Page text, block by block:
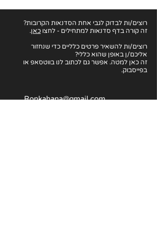
רוצים/ות לבדוק לגבי אחת הסדנאות הקרובות?
זה קורה בדף סדנאות למתחילים - לחצו כאן.
רוצים/ות להשאיר פרטים כלליים כדי שנחזור
אליכם/ן באופן שהוא כללי?
זה כאן למטה. אפשר גם לכתוב לנו בווטסאפ או
בפייסבוק.
Ronkahana@gmail.com